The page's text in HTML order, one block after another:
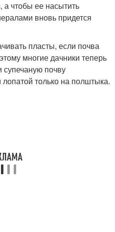
чтобы ее насытить
вновь придется
пласты, если почва
многие дачники теперь
супечаную почву
только на полштыка.